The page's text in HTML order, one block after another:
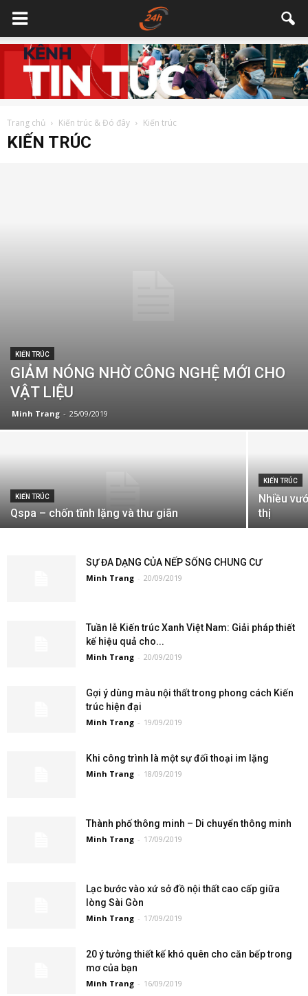
Trang chủ Kiến trúc & Đó đây Kiến trúc
KIẾN TRÚC
KIẾN TRÚC
GIẢM NÓNG NHỜ CÔNG NGHỆ MỚI CHO
VẬT LIỆU
Minh Trang - 25/09/2019
KIẾN TRÚC
Qspa – chốn tĩnh lặng và thư giãn
KIẾN TRÚC
Nhiều
thị
SỰ ĐA DẠNG CỦA NẾP SỐNG CHUNG CƯ
Minh Trang - 20/09/2019
Tuần lễ Kiến trúc Xanh Việt Nam: Giải pháp thiết
kế hiệu quả cho...
Minh Trang - 20/09/2019
Gợi ý dùng màu nội thất trong phong cách Kiến
trúc hiện đại
Minh Trang - 19/09/2019
Khi công trình là một sự đối thoại im lặng
Minh Trang - 18/09/2019
Thành phố thông minh – Di chuyển thông minh
Minh Trang - 17/09/2019
Lạc bước vào xứ sở đồ nội thất cao cấp giữa
lòng Sài Gòn
Minh Trang - 17/09/2019
20 ý tưởng thiết kế khó quên cho căn bếp trong
mơ của bạn
Minh Trang - 16/09/2019